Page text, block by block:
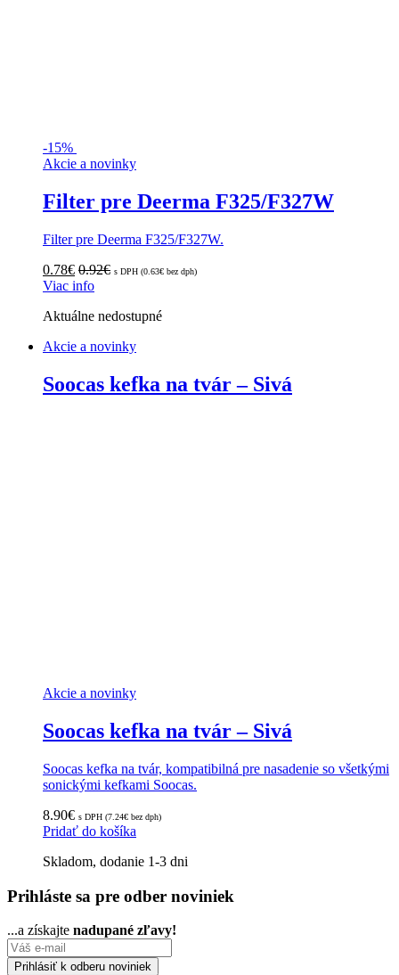
-15%
Akcie a novinky
Filter pre Deerma F325/F327W
Filter pre Deerma F325/F327W.
0.78€ 0.92€ s DPH (0.63€ bez dph)
Viac info
Aktuálne nedostupné
Akcie a novinky
Soocas kefka na tvár – Sivá
Akcie a novinky
Soocas kefka na tvár – Sivá
Soocas kefka na tvár, kompatibilná pre nasadenie so všetkými
sonickými kefkami Soocas.
8.90€ s DPH (7.24€ bez dph)
Pridať do košíka
Skladom, dodanie 1-3 dni
Prihláste sa pre odber noviniek
...a získajte nadupané zľavy!